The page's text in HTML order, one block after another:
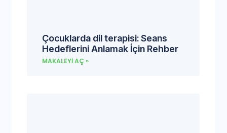
Çocuklarda dil terapisi: Seans
Hedeflerini Anlamak İçin Rehber
MAKALEYI AÇ »